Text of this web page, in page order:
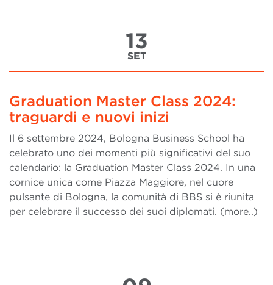
13
SET
Graduation Master Class 2024:
traguardi e nuovi inizi
Il 6 settembre 2024, Bologna Business School ha
celebrato uno dei momenti più significativi del suo
calendario: la Graduation Master Class 2024. In una
cornice unica come Piazza Maggiore, nel cuore
pulsante di Bologna, la comunità di BBS si è riunita
per celebrare il successo dei suoi diplomati. (more..)